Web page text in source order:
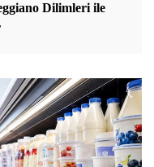
Dilimleri ile